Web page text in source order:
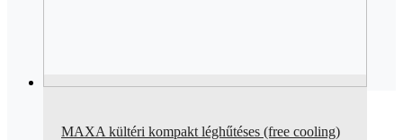
MAXA kültéri kompakt léghűtéses (free cooling)